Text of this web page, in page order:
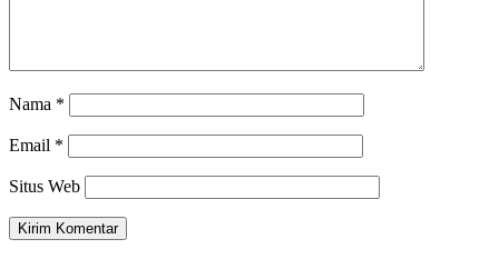
Nama *
Email *
Situs Web